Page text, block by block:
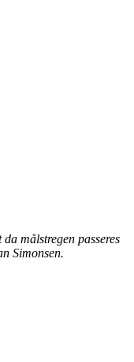
målstregen passeres
Simonsen.